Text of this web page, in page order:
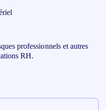
professionnels et autres
RH.